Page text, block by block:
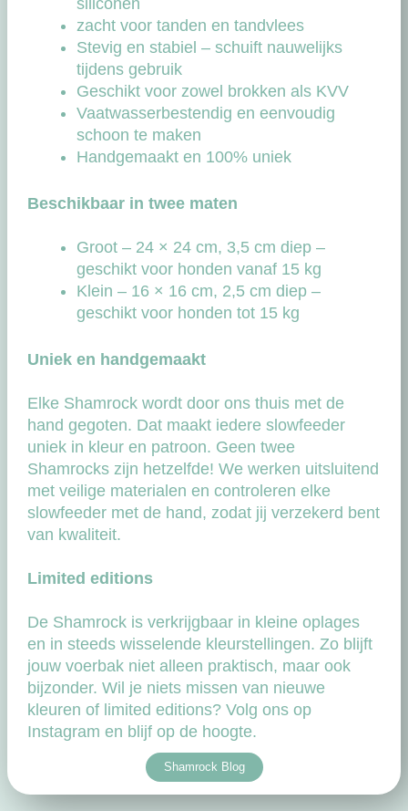
zacht voor tanden en tandvlees
Stevig en stabiel – schuift nauwelijks
tijdens gebruik
Geschikt voor zowel brokken als KVV
Vaatwasserbestendig en eenvoudig
schoon te maken
Handgemaakt en 100% uniek
Beschikbaar in twee maten
Groot – 24 × 24 cm, 3,5 cm diep –
geschikt voor honden vanaf 15 kg
Klein – 16 × 16 cm, 2,5 cm diep –
geschikt voor honden tot 15 kg
Uniek en handgemaakt
Elke Shamrock wordt door ons thuis met de
hand gegoten. Dat maakt iedere slowfeeder
uniek in kleur en patroon. Geen twee
Shamrocks zijn hetzelfde! We werken uitsluitend
met veilige materialen en controleren elke
slowfeeder met de hand, zodat jij verzekerd bent
van kwaliteit.
Limited editions
De Shamrock is verkrijgbaar in kleine oplages
en in steeds wisselende kleurstellingen. Zo blijft
jouw voerbak niet alleen praktisch, maar ook
bijzonder. Wil je niets missen van nieuwe
kleuren of limited editions? Volg ons op
Instagram en blijf op de hoogte.
Shamrock Blog